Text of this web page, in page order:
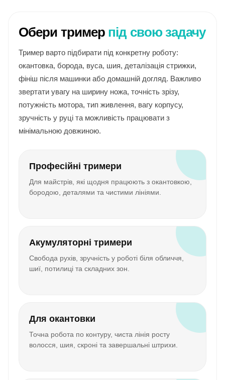
Обери тример під свою задачу
Тример варто підбирати під конкретну роботу:
окантовка, борода, вуса, шия, деталізація стрижки,
фініш після машинки або домашній догляд. Важливо
звертати увагу на ширину ножа, точність зрізу,
потужність мотора, тип живлення, вагу корпусу,
зручність у руці та можливість працювати з
мінімальною довжиною.
Професійні тримери
Для майстрів, які щодня працюють з окантовкою,
бородою, деталями та чистими лініями.
Акумуляторні тримери
Свобода рухів, зручність у роботі біля обличчя,
шиї, потилиці та складних зон.
Для окантовки
Точна робота по контуру, чиста лінія росту
волосся, шия, скроні та завершальні штрихи.